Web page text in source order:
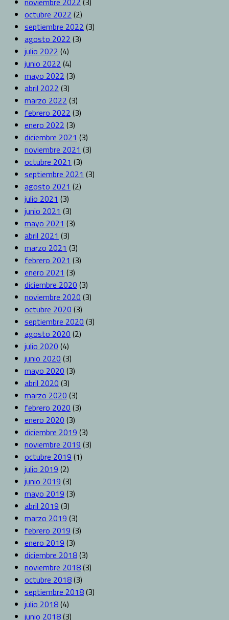
octubre 2022 (2)
septiembre 2022 (3)
agosto 2022 (3)
julio 2022 (4)
junio 2022 (4)
mayo 2022 (3)
abril 2022 (3)
marzo 2022 (3)
febrero 2022 (3)
enero 2022 (3)
diciembre 2021 (3)
noviembre 2021 (3)
octubre 2021 (3)
septiembre 2021 (3)
agosto 2021 (2)
julio 2021 (3)
junio 2021 (3)
mayo 2021 (3)
abril 2021 (3)
marzo 2021 (3)
febrero 2021 (3)
enero 2021 (3)
diciembre 2020 (3)
noviembre 2020 (3)
octubre 2020 (3)
septiembre 2020 (3)
agosto 2020 (2)
julio 2020 (4)
junio 2020 (3)
mayo 2020 (3)
abril 2020 (3)
marzo 2020 (3)
febrero 2020 (3)
enero 2020 (3)
diciembre 2019 (3)
noviembre 2019 (3)
octubre 2019 (1)
julio 2019 (2)
junio 2019 (3)
mayo 2019 (3)
abril 2019 (3)
marzo 2019 (3)
febrero 2019 (3)
enero 2019 (3)
diciembre 2018(3)
noviembre 2018(3)
octubre 2018(3)
septiembre 2018(3)
julio 2018(4)
junio 2018(3)